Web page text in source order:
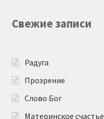
Свежие записи
Радуга
Прозрение
Слово Бог
Материнское счастье